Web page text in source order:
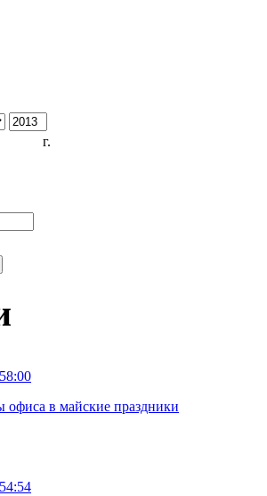
г.
офиса в майские праздники